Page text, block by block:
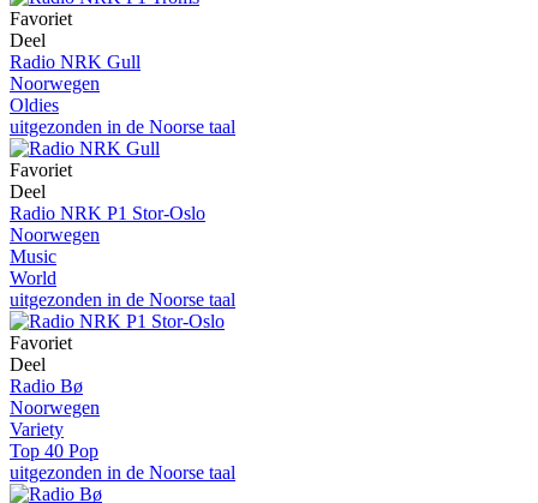
Favoriet
Deel
Radio NRK Gull
Noorwegen
Oldies
uitgezonden in de Noorse taal
Favoriet
Deel
Radio NRK P1 Stor-Oslo
Noorwegen
Music
World
uitgezonden in de Noorse taal
Favoriet
Deel
Radio Bø
Noorwegen
Variety
Top 40 Pop
uitgezonden in de Noorse taal